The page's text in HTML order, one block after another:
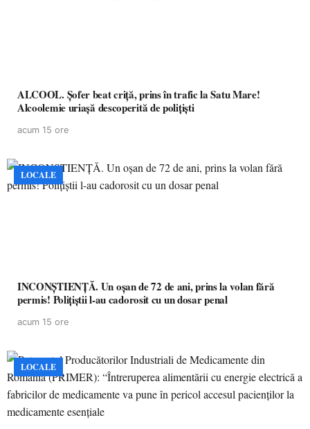
ALCOOL. Șofer beat criță, prins în trafic la Satu Mare!
Alcoolemie uriașă descoperită de polițiști
acum 15 ore
LOCALE
INCONȘTIENȚĂ. Un oșan de 72 de ani, prins la volan fără
permis! Polițiștii l-au cadorosit cu un dosar penal
acum 15 ore
LOCALE